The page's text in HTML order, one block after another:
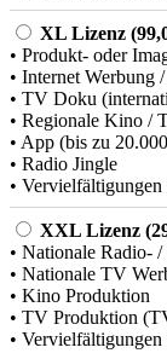
XL Lizenz
• Produkt- oder
• Internet Werbung
• TV Doku
• Regionale Kino /
• App (bis zu
• Radio Jingle
•
XXL Lizenz
• Nationale Radio-
• Nationale TV
• Kino Produktion
• TV Produktion
•